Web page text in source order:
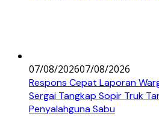
07/08/202607/08/2026
Respons Cepat Laporan
Sergai Tangkap Sopir Truk
Penyalahguna Sabu